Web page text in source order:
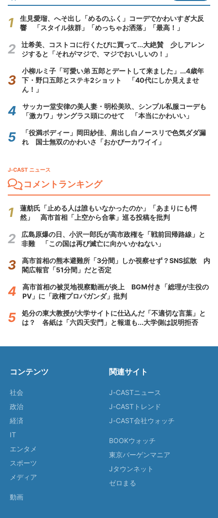
生見愛瑠、へそ出し「めるのふく」コーデでかわいすぎ大反
響 「スタイル抜群」「めっちゃお洒落」「最高！」
辻希美、コストコに行くたびに買って...大絶賛 少しアレン
ジすると「それがマジで、マジでおいしいの！」
小柳ルミ子「可愛い弟 五郎とデートして来ました」...4歳年
下・野口五郎とステキ2ショット 「40代にしか見えませ
ん！」
サッカー堂安律の美人妻・明松美玖、シンプル私服コーデも
「激カワ」サングラス頭にのせて 「本当にかわいい」
「役満ボディー」岡田紗佳、肩出し白ノースリで色気ダダ漏
れ 国士無双のかわいさ「おかぴーカワイイ」
J-CAST ニュース
コメントランキング
蓮舫氏「止める人は誰もいなかったのか」「あまりにも愕
然」 高市首相「上空から合掌」巡る投稿を批判
広島原爆の日、小沢一郎氏が高市政権を「戦前回帰路線」と
非難 「この国は再び滅亡に向かいかねない」
高市首相の熊本避難所「3分間」しか視察せず？SNS拡散 内
閣広報官「51分間」だと否定
高市首相の被災地視察動画が炎上 BGM付き「総理が主役の
PV」に「政権プロパガンダ」批判
処分の東大教授が大学サイトに仕込んだ「不適切な言葉」と
は？ 各紙は「六四天安門」と報道も...大学側は説明拒否
コンテンツ
社会
政治
経済
IT
エンタメ
スポーツ
メディア
動画
関連サイト
J-CASTニュース
J-CASTトレンド
J-CAST会社ウォッチ
BOOKウォッチ
東京バーゲンマニア
Jタウンネット
ゼロまる